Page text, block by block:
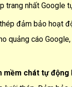
trang nhất Google
đảm bảo hoạt
quảng cáo
mềm chát tự động